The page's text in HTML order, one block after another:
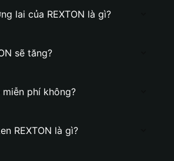
lai của REXTON là gì?
sẽ tăng?
miễn phí không?
REXTON là gì?